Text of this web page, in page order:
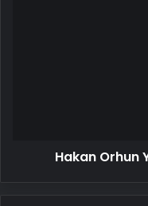
Hakan Orhun